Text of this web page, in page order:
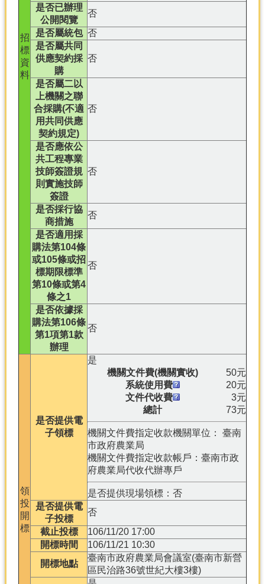
招
標
資
料
是否已辦理
公開閱覽
否
是否屬統包 否
是否屬共同
供應契約採
購
否
是否屬二以
上機關之聯
合採購(不適
用共同供應
契約規定)
否
是否應依公
共工程專業
技師簽證規
則實施技師
簽證
否
是否採行協
商措施
否
是否適用採
購法第104條
或105條或招
標期限標準
第10條或第4
條之1
否
是否依據採
購法第106條
第1項第1款
辦理
否
領
投
開
標
是否提供電
子領標
是
機關文件費(機關實收)
50元
系統使用費
20元
文件代收費
3元
總計
73元
機關文件費指定收款機關單位： 臺南
市政府農業局
機關文件費指定收款帳戶：臺南市政
府農業局代收代辦專戶
是否提供現場領標：否
是否提供電
子投標
否
截止投標
106/11/20 17:00
開標時間
106/11/21 10:30
開標地點
臺南市政府農業局會議室(臺南市新營
區民治路36號世紀大樓3樓)